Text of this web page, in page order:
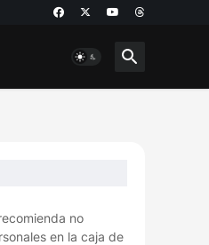
no
en la caja de